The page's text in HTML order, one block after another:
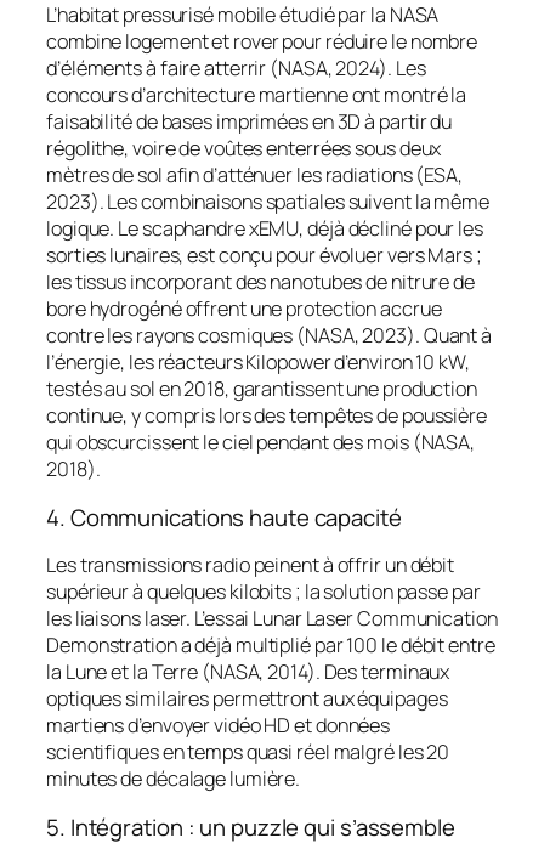
L’habitat pressurisé mobile étudié par la NASA
combine logement et rover pour réduire le nombre
d’éléments à faire atterrir (NASA, 2024). Les
concours d’architecture martienne ont montré la
faisabilité de bases imprimées en 3D à partir du
régolithe, voire de voûtes enterrées sous deux
mètres de sol afin d’atténuer les radiations (ESA,
2023). Les combinaisons spatiales suivent la même
logique. Le scaphandre xEMU, déjà décliné pour les
sorties lunaires, est conçu pour évoluer vers Mars ;
les tissus incorporant des nanotubes de nitrure de
bore hydrogéné offrent une protection accrue
contre les rayons cosmiques (NASA, 2023). Quant à
l’énergie, les réacteurs Kilopower d’environ 10 kW,
testés au sol en 2018, garantissent une production
continue, y compris lors des tempêtes de poussière
qui obscurcissent le ciel pendant des mois (NASA,
2018).
4. Communications haute capacité
Les transmissions radio peinent à offrir un débit
supérieur à quelques kilobits ; la solution passe par
les liaisons laser. L’essai Lunar Laser Communication
Demonstration a déjà multiplié par 100 le débit entre
la Lune et la Terre (NASA, 2014). Des terminaux
optiques similaires permettront aux équipages
martiens d’envoyer vidéo HD et données
scientifiques en temps quasi réel malgré les 20
minutes de décalage lumière.
5. Intégration : un puzzle qui s’assemble